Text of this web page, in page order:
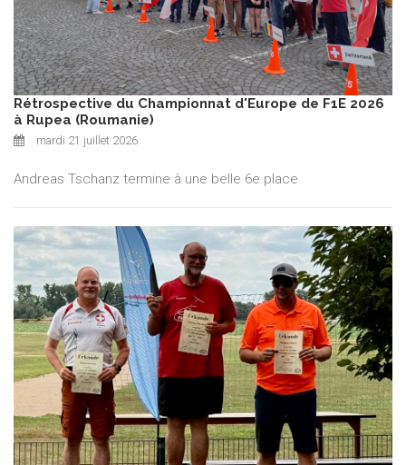
Rétrospective du Championnat d'Europe de F1E 2026
à Rupea (Roumanie)
mardi 21 juillet 2026
Andreas Tschanz termine à une belle 6e place